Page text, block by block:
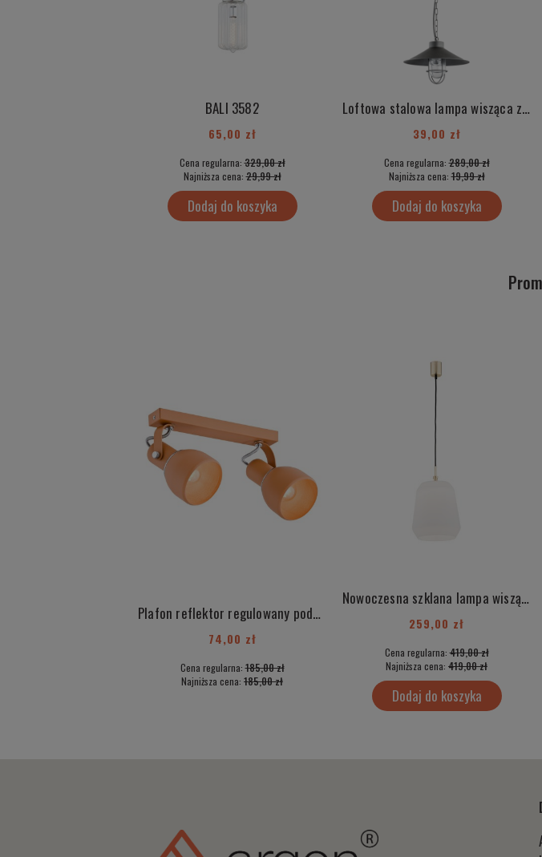
BALI 3582
65,00 zł
Cena regularna:329,00 zł
Najniższa cena:29,99 zł
Dodaj do koszyka
Loftowa stalowa lampa wisząca z elementami chrom industrialna ITAKA 3729
39,00 zł
Cena regularna:289,00 zł
Najniższa cena:19,99 zł
Dodaj do koszyka
Plafon reflektor regulowany podwójny pomarańczowy do pokoju dziecka FOGO 764
74,00 zł
Cena regularna:185,00 zł
Najniższa cena: 185,00 zł
Nowoczesna szklana lampa wisząca złote detale mleczny duży klosz IRUN 4273
259,00 zł
Cena regularna:419,00 zł
Najniższa cena: 419,00 zł
Dodaj do koszyka